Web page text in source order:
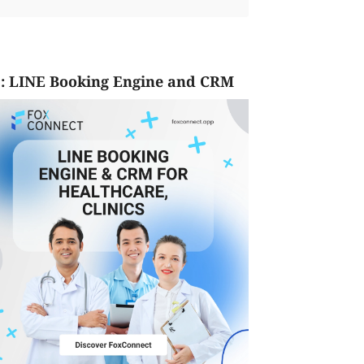
LINE Booking Engine and CRM